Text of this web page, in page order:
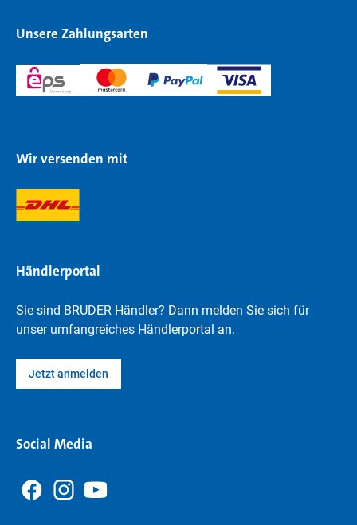
Unsere Zahlungsarten
Wir versenden mit
Händlerportal
Sie sind BRUDER Händler? Dann melden Sie sich für
unser umfangreiches Händlerportal an.
Jetzt anmelden
Social Media